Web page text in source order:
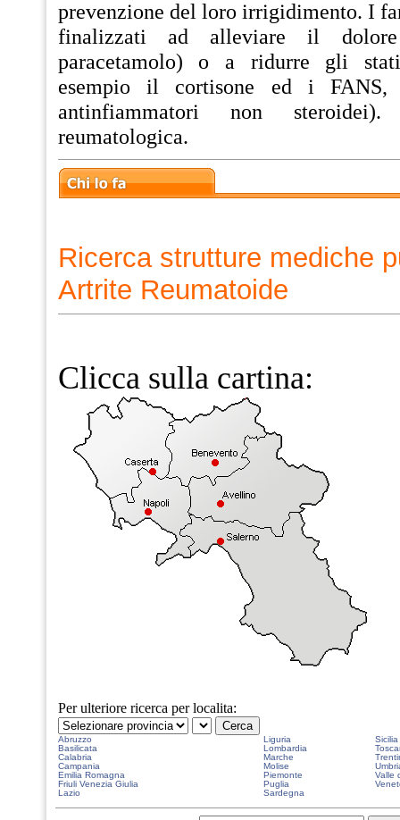
prevenzione del loro irrigidimento. I
finalizzati ad alleviare il
paracetamolo) o a ridurre gli
esempio il cortisone ed i FANS,
antinfiammatori non
reumatologica.
Ricerca strutture mediche
Artrite Reumatoide
Clicca sulla cartina:
Per ulteriore ricerca per localita:
Abruzzo Liguria
Sicilia
Basilicata
Lombardia
Calabria
Marche
Campania
Molise
Emilia Romagna
Piemonte
Valle
Friuli Venezia Giulia
Puglia
Lazio
Sardegna